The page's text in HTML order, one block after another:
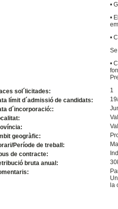
•
•
•
•
sol´licitades:
1
límit d´admissió de candidats:
d´incorporació::
geogràfic:
Període de treball:
de contracte:
bruta anual:
la